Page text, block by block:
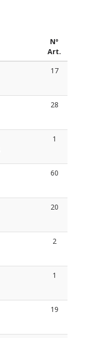
Nº
Art.
17
28
1
60
20
2
1
19